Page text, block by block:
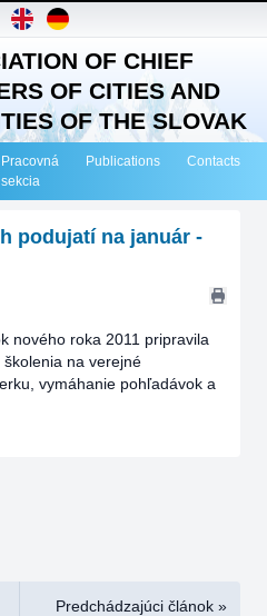
OF CHIEF
OF CITIES AND
OF THE SLOVAK
Pracovná
sekcia
Publications Contacts
podujatí na január -
nového roka 2011 pripravila
na verejné
vymáhanie pohľadávok a
Predchádzajúci článok »